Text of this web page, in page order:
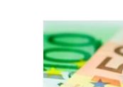
Casos e Estudos